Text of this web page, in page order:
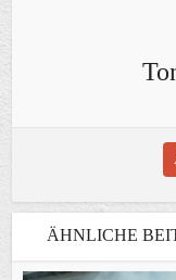
ÄHNLICHE